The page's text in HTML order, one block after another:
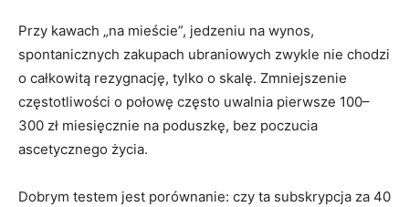
Przy kawach „na mieście”, jedzeniu na wynos,
spontanicznych zakupach ubraniowych zwykle nie chodzi
o całkowitą rezygnację, tylko o skalę. Zmniejszenie
częstotliwości o połowę często uwalnia pierwsze 100–
300 zł miesięcznie na poduszkę, bez poczucia
ascetycznego życia.
Dobrym testem jest porównanie: czy ta subskrypcja za 40